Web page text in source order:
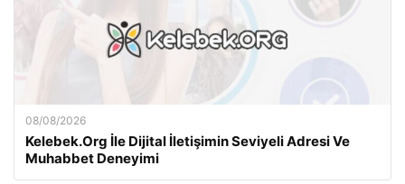
08/08/2026
Kelebek.Org İle Dijital İletişimin Seviyeli Adresi Ve
Muhabbet Deneyimi